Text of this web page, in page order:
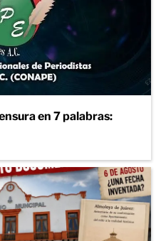
en 7 palabras: